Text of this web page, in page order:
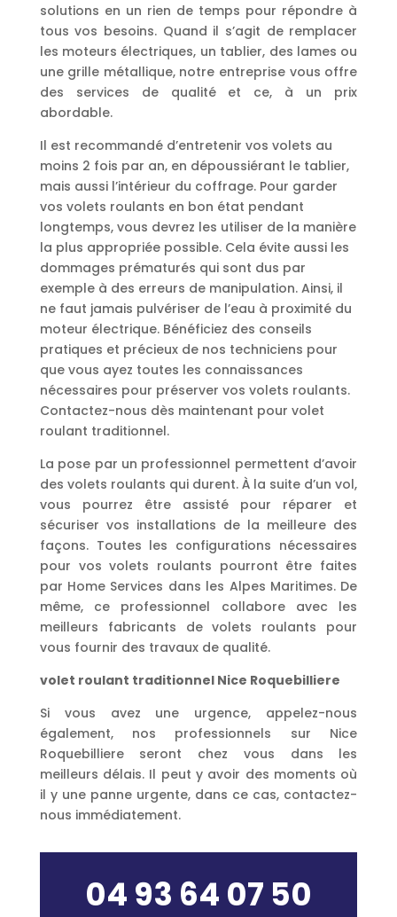
solutions en un rien de temps pour répondre à
tous vos besoins. Quand il s’agit de remplacer
les moteurs électriques, un tablier, des lames ou
une grille métallique, notre entreprise vous offre
des services de qualité et ce, à un prix
abordable.
Il est recommandé d’entretenir vos volets au
moins 2 fois par an, en dépoussiérant le tablier,
mais aussi l’intérieur du coffrage. Pour garder
vos volets roulants en bon état pendant
longtemps, vous devrez les utiliser de la manière
la plus appropriée possible. Cela évite aussi les
dommages prématurés qui sont dus par
exemple à des erreurs de manipulation. Ainsi, il
ne faut jamais pulvériser de l’eau à proximité du
moteur électrique. Bénéficiez des conseils
pratiques et précieux de nos techniciens pour
que vous ayez toutes les connaissances
nécessaires pour préserver vos volets roulants.
Contactez-nous dès maintenant pour volet
roulant traditionnel.
La pose par un professionnel permettent d’avoir
des volets roulants qui durent. À la suite d’un vol,
vous pourrez être assisté pour réparer et
sécuriser vos installations de la meilleure des
façons. Toutes les configurations nécessaires
pour vos volets roulants pourront être faites
par Home Services dans les Alpes Maritimes. De
même, ce professionnel collabore avec les
meilleurs fabricants de volets roulants pour
vous fournir des travaux de qualité.
volet roulant traditionnel Nice Roquebilliere
Si vous avez une urgence, appelez-nous
également, nos professionnels sur Nice
Roquebilliere seront chez vous dans les
meilleurs délais. Il peut y avoir des moments où
il y une panne urgente, dans ce cas, contactez-
nous immédiatement.
04 93 64 07 50